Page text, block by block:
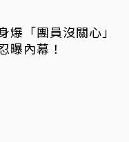
爆「團員沒關心」
曝內幕！